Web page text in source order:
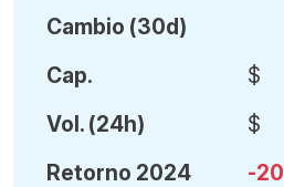
Cambio (30d)
Cap.
Vol. (24h)
Retorno 2024
$
$
-